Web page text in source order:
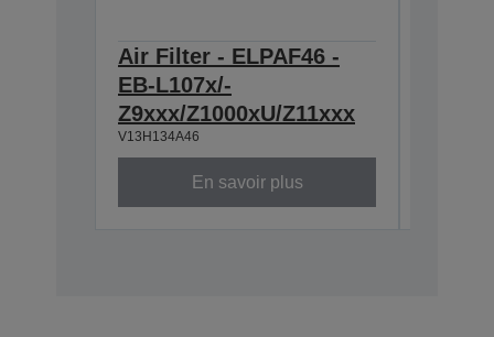
Air Filter - ELPAF46 -
EB-L107x/-
Z9xxx/Z1000xU/Z11xxx
V13H134A46
En savoir plus